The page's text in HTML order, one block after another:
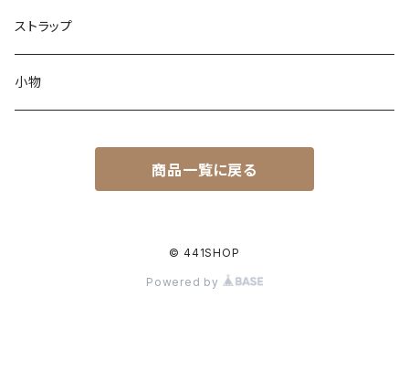
ストラップ
小物
商品一覧に戻る
© 441SHOP
Powered by